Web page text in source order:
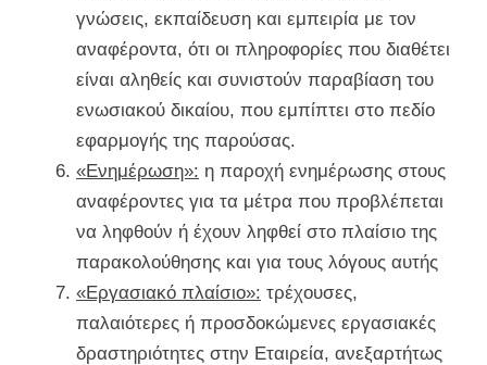
γνώσεις, εκπαίδευση και εμπειρία με τον
αναφέροντα, ότι οι πληροφορίες που διαθέτει
είναι αληθείς και συνιστούν παραβίαση του
ενωσιακού δικαίου, που εμπίπτει στο πεδίο
εφαρμογής της παρούσας.
«Ενημέρωση»: η παροχή ενημέρωσης στους
αναφέροντες για τα μέτρα που προβλέπεται
να ληφθούν ή έχουν ληφθεί στο πλαίσιο της
παρακολούθησης και για τους λόγους αυτής
«Εργασιακό πλαίσιο»: τρέχουσες,
παλαιότερες ή προσδοκώμενες εργασιακές
δραστηριότητες στην Εταιρεία, ανεξαρτήτως